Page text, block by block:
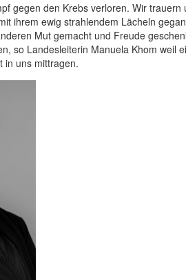
gegen den Krebs verloren. Wir
ihrem ewig strahlendem Lächeln
Mut gemacht und Freude
so Landesleiterin Manuela Khom weil
in uns mittragen.